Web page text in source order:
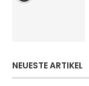
NEUESTE ARTIKEL